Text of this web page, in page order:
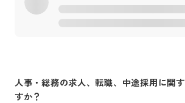
人事・総務の求人、転職、中途採用に関
すか？